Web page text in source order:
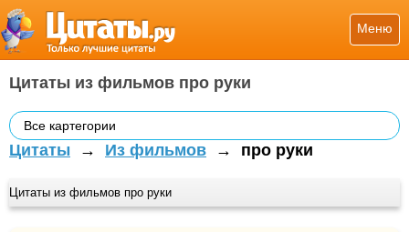
Меню
Цитаты из фильмов про руки
Все картегории
Цитаты → Из фильмов → про руки
Цитаты из фильмов про руки